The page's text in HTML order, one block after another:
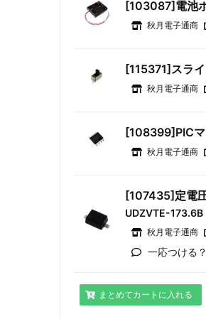
[103087]電池
秋月電子通商
[115371]スラ
秋月電子通商
[108399]PIC
秋月電子通商
[107435]定電
UDZVTE-173.6B
秋月電子通商
一応つける？
まとめてカートに入れる